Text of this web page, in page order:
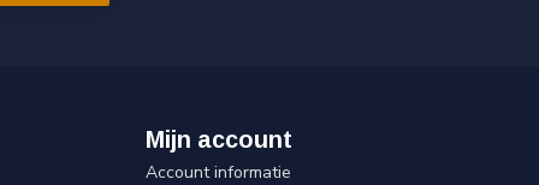
Mijn account
Account informatie